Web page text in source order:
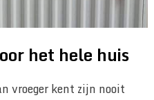
het hele huis
vroeger kent zijn nooit